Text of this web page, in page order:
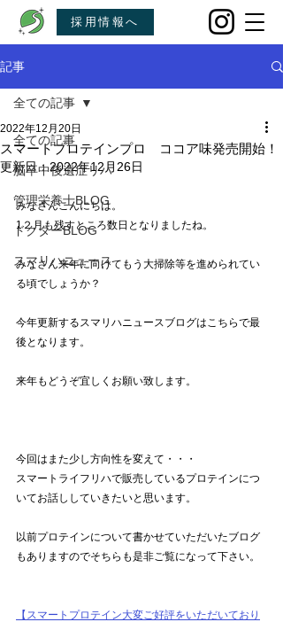
採用情報へ
記事
全ての記事
脳卒中後遺症リハ
管理栄養士BLOG
ドクターBLOG
スマリハニュース
全ての記事
スマートプロテインプロ ココア味発売開始！
2022年12月20日
更新日：2022年12月26日
みなさんこんにちは。
1２月も残すところ数日となりましたね。
みなさん来年に向けてもう大掃除等を進められてい
る頃でしょうか？
今年更新するスマリハニュースブログはこちらで最
後となります。
来年もどうぞ宜しくお願い致します。
今回はまた少し方向性を変えて・・・
スマートライフリハで販売しているプロテインにつ
いてお話ししていきたいと思います。
以前プロテインについて書かせていただいたブログ
もありますのでそちらも是非ご覧になって下さい。
【スマートプロテイン大変ご好評をいただいており